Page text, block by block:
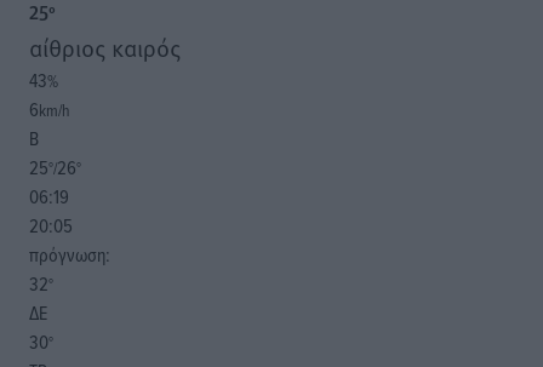
25°
αίθριος καιρός
43%
6km/h
Β
25°/26°
06:19
20:05
πρόγνωση:
32°
ΔΕ
30°